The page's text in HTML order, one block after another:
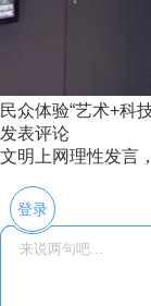
民众体验“艺术+科
发表评论
文明上网理性发言
登录